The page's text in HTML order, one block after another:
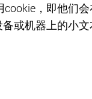
，即他们
或机器上的小